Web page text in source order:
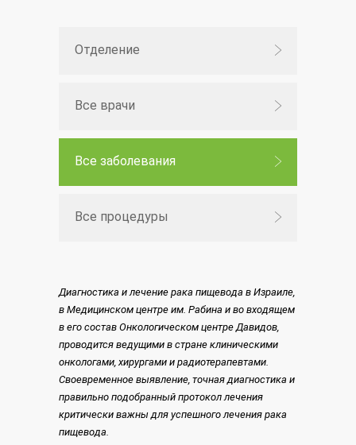
Отделение
Все врачи
Все заболевания
Все процедуры
Диагностика и лечение рака пищевода в Израиле,
в Медицинском центре им. Рабина и во входящем
в его состав Онкологическом центре Давидов,
проводится ведущими в стране клиническими
онкологами, хирургами и радиотерапевтами.
Своевременное выявление, точная диагностика и
правильно подобранный протокол лечения
критически важны для успешного лечения рака
пищевода.